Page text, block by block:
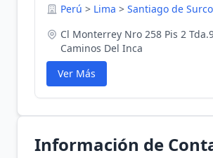
Perú > Lima > Santiago de Surco
Cl Monterrey Nro 258 Pis 2
Caminos Del Inca
Ver Más
Información de